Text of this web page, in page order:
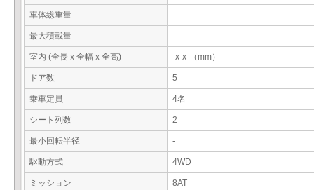
車体総重量 -
最大積載量 -
室内 (全長ｘ全幅ｘ全高) -x-x-（mm）
ドア数 5
乗車定員 4名
シート列数 2
最小回転半径 -
駆動方式 4WD
ミッション 8AT